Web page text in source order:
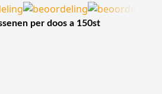
per doos a 150st